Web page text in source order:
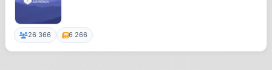
26 366 6 266